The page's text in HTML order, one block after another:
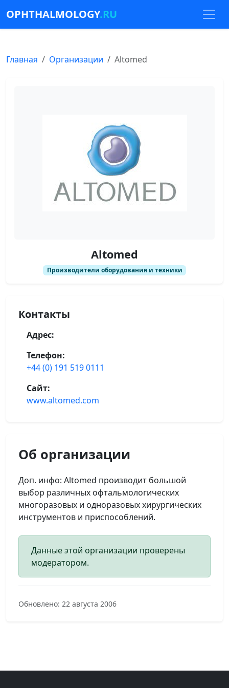
OPHTHALMOLOGY.RU
Главная Организации Altomed
Altomed
Производители оборудования и техники
Контакты
Адрес:
Телефон:
+44 (0) 191 519 0111
Сайт:
www.altomed.com
Об организации
Доп. инфо: Altomed производит большой
выбор различных офтальмологических
многоразовых и одноразовых хирургических
инструментов и приспособлений.
Данные этой организации проверены
модератором.
Обновлено: 22 августа 2006